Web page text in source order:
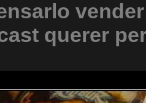
vender
querer